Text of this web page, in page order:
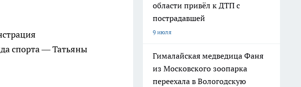
спорта — Татьяны
области привёл к ДТП с
пострадавшей
9 июля
Гималайская медведица Фаня
из Московского зоопарка
переехала в Вологодскую